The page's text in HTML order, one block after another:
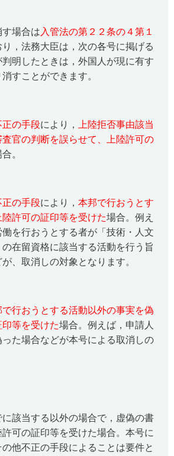
場合は 入管法の第２２条の４第１
，法務大臣は，次の各号に掲げる
明したときは，外国人が現に有す
すことができます。
正の手段により，
上陸拒否事由該当
官の判断を誤らせて、上陸許可の
。
正の手段により， 本邦で行おうとす
許可の証印等を受けた場合。例え
を行おうとする者が「技術・人文
在留資格に該当する活動を行う旨
、取消しの対象となります。
行おうとする活動以外の事実を偽
等を受けた場合。例えば，申請人
た場合などが本号による取消しの
当する以外の場合で，虚偽の書
可の証印等を受けた場合。本号に
他不正の手段によることは要件と